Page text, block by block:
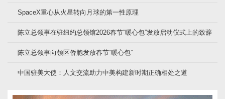
SpaceX重心从火星转向月球的第一性原理
陈立总领事在驻纽约总领馆2026春节“暖心包”发放启动仪式上的致辞
陈立总领事向领区侨胞发放春节“暖心包”
中国驻美大使：人文交流助力中美构建新时期正确相处之道